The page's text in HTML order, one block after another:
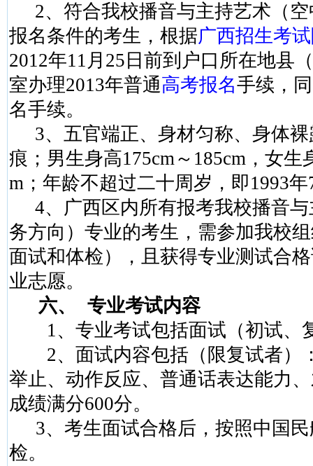
2、符合我校播音与主持艺术（
报名条件的考生，根据广西招生考
2012年11 月 25 日 前到户口所在地县
室办理2013年普通高考报名手续，
名手续。
3、五官端正、身材匀称、身体
痕；男生身高175cm～ 185cm，女生
m；年龄不超过二十周岁，即1993年
4、广西区内所有报考我校播音
务方向）专业的考生，需参加我校
面试和体检），且获得专业测试合
业志愿。
六、
专业考试内容
1、专业考试包括面试（初试、
2、面试内容包括（限复试者）
举止、动作反应、普通话表达能力
成绩满分600分。
3、考生面试合格后，按照中国
检。